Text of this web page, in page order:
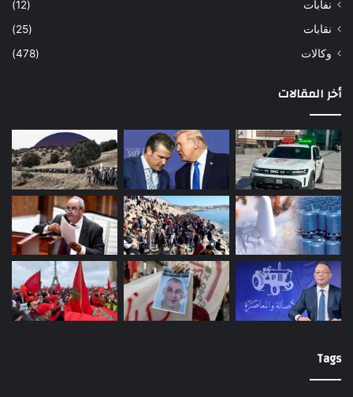
نفابات
(12)
نقابات
(25)
وكالات
(478)
أخر المقالات
Tags